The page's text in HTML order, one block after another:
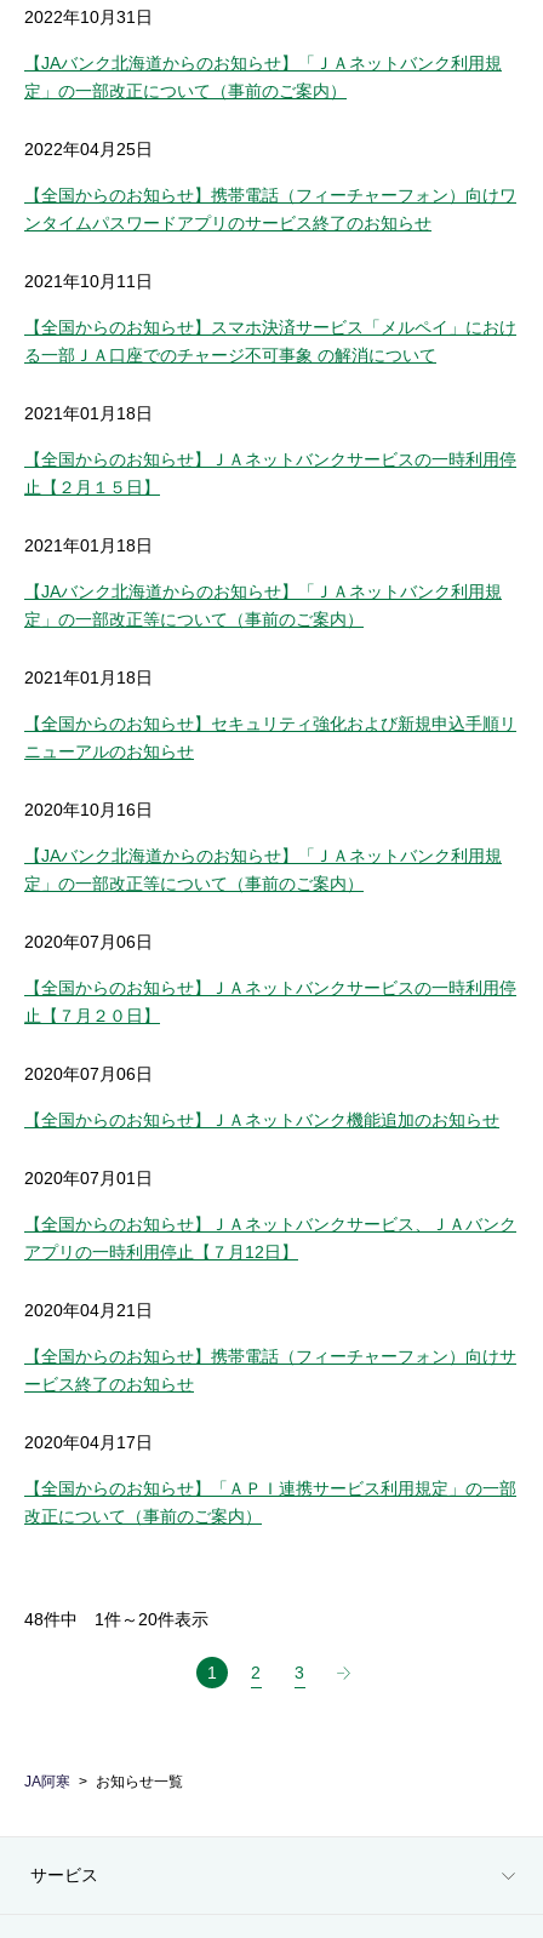
2022年10月31日
【JAバンク北海道からのお知らせ】「ＪＡネットバンク利用規
定」の一部改正について（事前のご案内）
2022年04月25日
【全国からのお知らせ】携帯電話（フィーチャーフォン）向けワ
ンタイムパスワードアプリのサービス終了のお知らせ
2021年10月11日
【全国からのお知らせ】スマホ決済サービス「メルペイ」におけ
る一部ＪＡ口座でのチャージ不可事象 の解消について
2021年01月18日
【全国からのお知らせ】ＪＡネットバンクサービスの一時利用停
止【２月１５日】
2021年01月18日
【JAバンク北海道からのお知らせ】「ＪＡネットバンク利用規
定」の一部改正等について（事前のご案内）
2021年01月18日
【全国からのお知らせ】セキュリティ強化および新規申込手順リ
ニューアルのお知らせ
2020年10月16日
【JAバンク北海道からのお知らせ】「ＪＡネットバンク利用規
定」の一部改正等について（事前のご案内）
2020年07月06日
【全国からのお知らせ】ＪＡネットバンクサービスの一時利用停
止【７月２０日】
2020年07月06日
【全国からのお知らせ】ＪＡネットバンク機能追加のお知らせ
2020年07月01日
【全国からのお知らせ】ＪＡネットバンクサービス、ＪＡバンク
アプリの一時利用停止【７月12日】
2020年04月21日
【全国からのお知らせ】携帯電話（フィーチャーフォン）向けサ
ービス終了のお知らせ
2020年04月17日
【全国からのお知らせ】「ＡＰＩ連携サービス利用規定」の一部
改正について（事前のご案内）
48件中 1件～ 20件表示
1 2 3
JA阿寒 お知らせ一覧
サービス